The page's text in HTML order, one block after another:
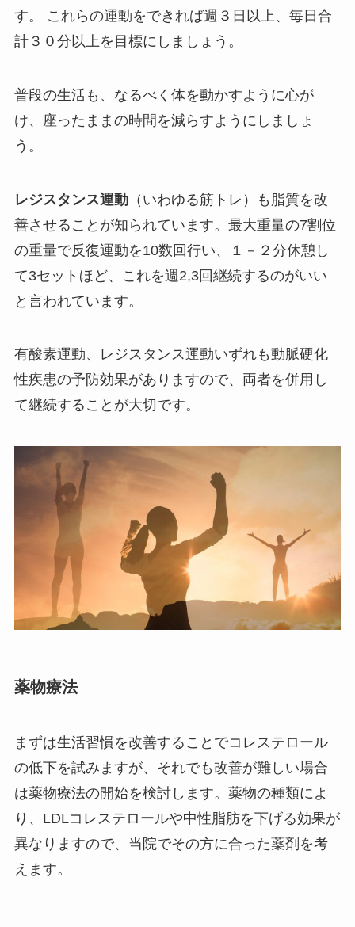
す。 これらの運動をできれば週３日以上、毎日合
計３０分以上を目標にしましょう。
普段の生活も、なるべく体を動かすように心が
け、座ったままの時間を減らすようにしましょ
う。
レジスタンス運動（いわゆる筋トレ）も脂質を改
善させることが知られています。最大重量の7割位
の重量で反復運動を10数回行い、１－２分休憩し
て3セットほど、これを週2,3回継続するのがいい
と言われています。
有酸素運動、レジスタンス運動いずれも動脈硬化
性疾患の予防効果がありますので、両者を併用し
て継続することが大切です。
薬物療法
まずは生活習慣を改善することでコレステロール
の低下を試みますが、それでも改善が難しい場合
は薬物療法の開始を検討します。薬物の種類によ
り、LDLコレステロールや中性脂肪を下げる効果が
異なりますので、当院でその方に合った薬剤を考
えます。